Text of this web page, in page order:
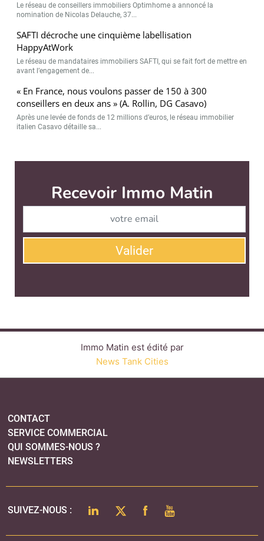
Le réseau de conseillers immobiliers Optimhome a annoncé la
nomination de Nicolas Delauche, 37...
SAFTI décroche une cinquième labellisation
HappyAtWork
Le réseau de mandataires immobiliers SAFTI, qui se fait fort de mettre en
avant l’engagement de...
« En France, nous voulons passer de 150 à 300
conseillers en deux ans » (A. Rollin, DG Casavo)
Après une levée de fonds de 12 millions d’euros, le réseau immobilier
italien Casavo détaille sa...
Recevoir Immo Matin
Valider
Immo Matin est édité par
News Tank Cities
CONTACT
SERVICE COMMERCIAL
QUI SOMMES-NOUS ?
NEWSLETTERS
SUIVEZ-NOUS : LINKEDINTWITTERFACEBOOK
YOUTUBE